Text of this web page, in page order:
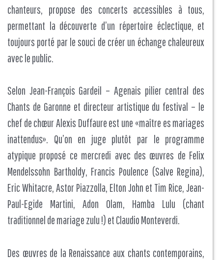
chanteurs, propose des concerts accessibles à tous,
permettant la découverte d’un répertoire éclectique, et
toujours porté par le souci de créer un échange chaleureux
avec le public.
Selon Jean-François Gardeil – Agenais pilier central des
Chants de Garonne et directeur artistique du festival – le
chef de chœur Alexis Duffaure est une «maître es mariages
inattendus». Qu’on en juge plutôt par le programme
atypique proposé ce mercredi avec des œuvres de Felix
Mendelssohn Bartholdy, Francis Poulence (Salve Regina),
Eric Whitacre, Astor Piazzolla, Elton John et Tim Rice, Jean-
Paul-Egide Martini, Adon Olam, Hamba Lulu (chant
traditionnel de mariage zulu !) et Claudio Monteverdi.
Des œuvres de la Renaissance aux chants contemporains,